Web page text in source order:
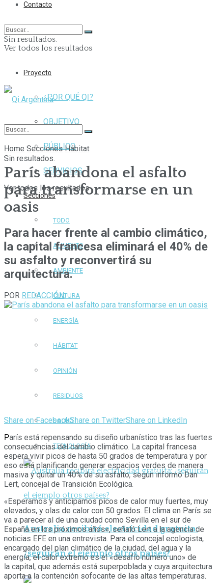
Contacto
Sin resultados.
Ver todos los resultados
Proyecto
¿POR QUÉ QI?
OBJETIVO
PÚBLICO
SERVICIOS
Secciones
TODO
ALIMENTO
AMBIENTE
CULTURA
ENERGÍA
HÁBITAT
OPINIÓN
RESIDUOS
SALUD
TECNOLOGÍA
Australia recibirá electricidad gratuita:
¿seguirán el ejemplo otros países?
Sin resultados.
Ver todos los resultados
Home Secciones Hábitat
París abandona el asfalto
para transformarse en un
oasis
Para hacer frente al cambio climático,
la capital francesa eliminará el 40% de
su asfalto y reconvertirá su
arquitectura.
POR REDACCIÓN
Share on FacebookShare on TwitterShare on LinkedIn
París está repensando su diseño urbanístico tras las fuertes
consecuencias del cambio climático. La capital francesa
espera vivir picos de hasta 50 grados de temperatura y por
eso está planificando generar espacios verdes de manera
masiva y quitar un 40% de su asfalto, según informó Dan
Lert, concejal de Transición Ecológica.
«Esperamos y anticipamos picos de calor muy fuertes, muy
elevados, y olas de calor con 50 grados. El clima en París se
va a parecer al de una ciudad como Sevilla en el sur de
España en los próximos años», señaló Lert a la agencia de
noticias EFE en una entrevista. Para el concejal ecologista,
encargado del plan climático de la ciudad, del agua y la
energía, el calor extremo es el «desafío número uno» de
la capital, que además está superpoblada y cuya arquitectura
aporta a la contención sofocante de las altas temperaturas.